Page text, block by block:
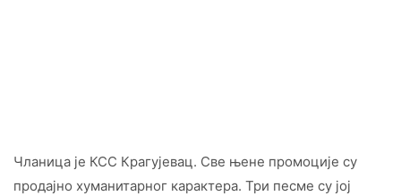
Чланица је КСС Крагујевац. Све њене промоције су
продајно хуманитарног карактера. Три песме су јој